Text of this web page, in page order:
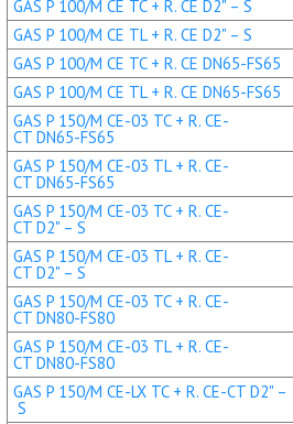
GAS P 100/M CE TC + R. CE D2" – S
GAS P 100/M CE TL + R. CE D2" – S
GAS P 100/M CE TC + R. CE DN65-FS65
GAS P 100/M CE TL + R. CE DN65-FS65
GAS P 150/M CE-03 TC + R. CE-
CT DN65-FS65
GAS P 150/M CE-03 TL + R. CE-
CT DN65-FS65
GAS P 150/M CE-03 TC + R. CE-
CT D2" – S
GAS P 150/M CE-03 TL + R. CE-
CT D2" – S
GAS P 150/M CE-03 TC + R. CE-
CT DN80-FS80
GAS P 150/M CE-03 TL + R. CE-
CT DN80-FS80
GAS P 150/M CE-LX TC + R. CE-CT D2" –
S